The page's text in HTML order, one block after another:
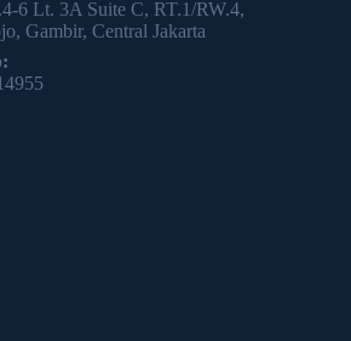
6 Lt. 3A Suite C, RT.1/RW.4,
Gambir, Central Jakarta